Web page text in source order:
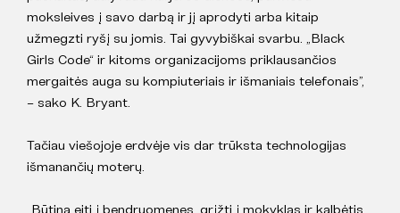
moksleives į savo darbą ir jį aprodyti arba kitaip
užmegzti ryšį su jomis. Tai gyvybiškai svarbu. „Black
Girls Code“ ir kitoms organizacijoms priklausančios
mergaitės auga su kompiuteriais ir išmaniais telefonais”,
– sako K. Bryant.
Tačiau viešojoje erdvėje vis dar trūksta technologijas
išmanančių moterų.
„Būtina eiti į bendruomenes, grįžti į mokyklas ir kalbėtis